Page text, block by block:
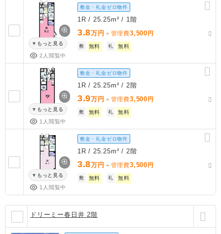
もっと見る
2人閲覧中
敷金・礼金ゼロ物件
1R / 25.25m² / 1階
3.8万円 ＋管理費3,500 円
敷 無料 礼 無料
もっと見る
1人閲覧中
敷金・礼金ゼロ物件
1R / 25.25m² / 2階
3.9万円 ＋管理費3,500 円
敷 無料 礼 無料
もっと見る
1人閲覧中
敷金・礼金ゼロ物件
1R / 25.25m² / 2階
3.8万円 ＋管理費3,500 円
敷 無料 礼 無料
ドリーミー春日井 2階